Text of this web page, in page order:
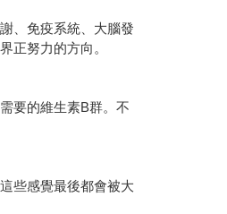
、免疫系統、大腦發
正努力的方向。
要的維生素B群。不
些感覺最後都會被大